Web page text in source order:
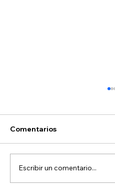
Comentarios
Escribir un comentario...